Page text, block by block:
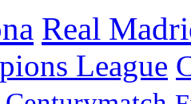
Real
League